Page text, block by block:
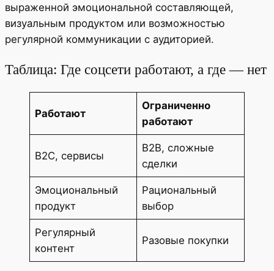
выраженной эмоциональной составляющей,
визуальным продуктом или возможностью
регулярной коммуникации с аудиторией.
Таблица: Где соцсети работают, а где — нет
Работают
Ограниченно
работают
B2C, сервисы
B2B, сложные
сделки
Эмоциональный
продукт
Рациональный
выбор
Регулярный
контент
Разовые покупки